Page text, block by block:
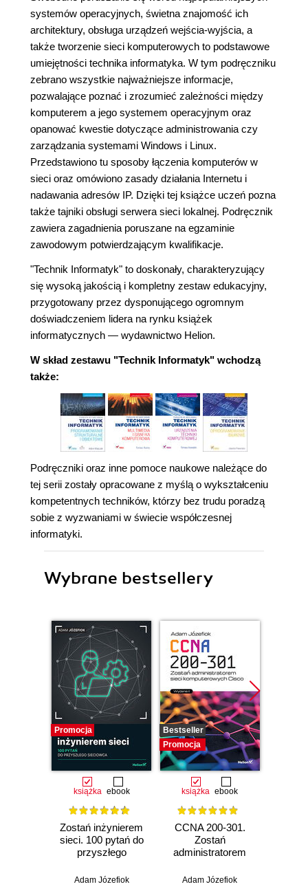
systemów operacyjnych, świetna znajomość ich
architektury, obsługa urządzeń wejścia-wyjścia, a
także tworzenie sieci komputerowych to podstawowe
umiejętności technika informatyka. W tym podręczniku
zebrano wszystkie najważniejsze informacje,
pozwalające poznać i zrozumieć zależności między
komputerem a jego systemem operacyjnym oraz
opanować kwestie dotyczące administrowania czy
zarządzania systemami Windows i Linux.
Przedstawiono tu sposoby łączenia komputerów w
sieci oraz omówiono zasady działania Internetu i
nadawania adresów IP. Dzięki tej książce uczeń pozna
także tajniki obsługi serwera sieci lokalnej. Podręcznik
zawiera zagadnienia poruszane na egzaminie
zawodowym potwierdzającym kwalifikacje.
"Technik Informatyk" to doskonały, charakteryzujący
się wysoką jakością i kompletny zestaw edukacyjny,
przygotowany przez dysponującego ogromnym
doświadczeniem lidera na rynku książek
informatycznych — wydawnictwo Helion.
W skład zestawu "Technik Informatyk" wchodzą
także:
Podręczniki oraz inne pomoce naukowe należące do
tej serii zostały opracowane z myślą o wykształceniu
kompetentnych techników, którzy bez trudu poradzą
sobie z wyzwaniami w świecie współczesnej
informatyki.
Wybrane bestsellery
Promocja
książka ebook
Zostań inżynierem
sieci. 100 pytań do
przyszłego
Adam Józefiok
Bestseller
Promocja
książka ebook
CCNA 200-301.
Zostań
administratorem
komputerowych
Adam Józefiok